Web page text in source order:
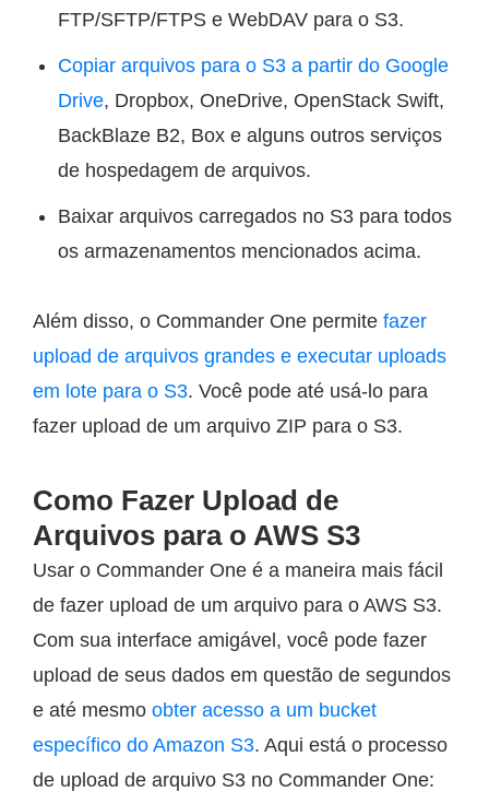
FTP/SFTP/FTPS e WebDAV para o S3.
Copiar arquivos para o S3 a partir do Google
Drive, Dropbox, OneDrive, OpenStack Swift,
BackBlaze B2, Box e alguns outros serviços
de hospedagem de arquivos.
Baixar arquivos carregados no S3 para todos
os armazenamentos mencionados acima.
Além disso, o Commander One permite fazer
upload de arquivos grandes e executar uploads
em lote para o S3. Você pode até usá-lo para
fazer upload de um arquivo ZIP para o S3.
Como Fazer Upload de
Arquivos para o AWS S3
Usar o Commander One é a maneira mais fácil
de fazer upload de um arquivo para o AWS S3.
Com sua interface amigável, você pode fazer
upload de seus dados em questão de segundos
e até mesmo obter acesso a um bucket
específico do Amazon S3. Aqui está o processo
de upload de arquivo S3 no Commander One: